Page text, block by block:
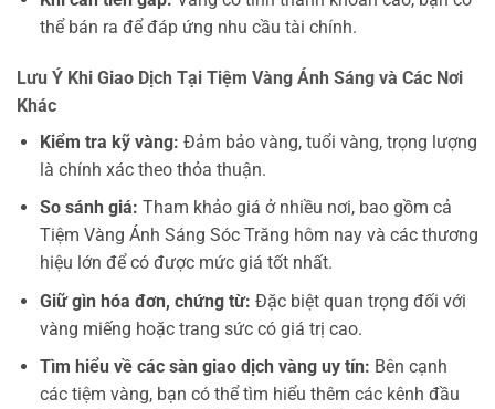
thể bán ra để đáp ứng nhu cầu tài chính.
Lưu Ý Khi Giao Dịch Tại Tiệm Vàng Ánh Sáng và Các Nơi
Khác
Kiểm tra kỹ vàng: Đảm bảo vàng, tuổi vàng, trọng lượng
là chính xác theo thỏa thuận.
So sánh giá: Tham khảo giá ở nhiều nơi, bao gồm cả
Tiệm Vàng Ánh Sáng Sóc Trăng hôm nay và các thương
hiệu lớn để có được mức giá tốt nhất.
Giữ gìn hóa đơn, chứng từ: Đặc biệt quan trọng đối với
vàng miếng hoặc trang sức có giá trị cao.
Tìm hiểu về các sàn giao dịch vàng uy tín: Bên cạnh
các tiệm vàng, bạn có thể tìm hiểu thêm các kênh đầu